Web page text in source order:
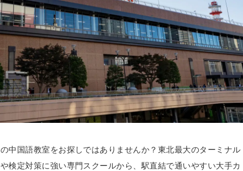
中国語教室をお探しではありませんか？東北最大のターミナル
検定対策に強い専門スクールから、駅直結で通いやすい大手カ